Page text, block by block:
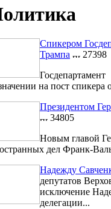
Спикером
Трампа
27398
на пост спикера
Президентом
34805
Новым главой
дел Франк-
Надежду
депутатов
исключение
делегации...